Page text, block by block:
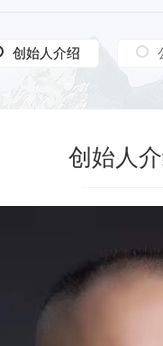
创始人介绍
创始人介绍
创始人